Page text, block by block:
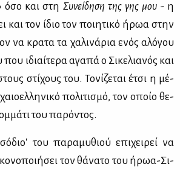
όσο και στη Συ­νεί­δη­ση της γης μου - η
και τον ίδιο τον ποι­η­τι­κό ήρωα στην
να κρα­τα τα χα­λι­νά­ρια ενός αλό­γου
ιδιαί­τε­ρα αγα­πά ο Σι­κε­λια­νός και
στί­χους του. Το­νί­ζε­ται έτσι η μέ­
πο­λι­τι­σμό, τον οποίο θε­
του πα­ρό­ντος.
του πα­ρα­μυ­θιού επι­χει­ρεί να
τον θά­να­το του ήρωα-Σι­